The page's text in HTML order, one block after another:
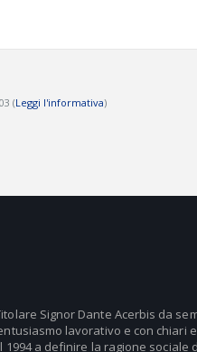
(Leggi l'informativa)
Signor Dante Acerbis da
lavorativo e con chiari e
a definire la ragione sociale